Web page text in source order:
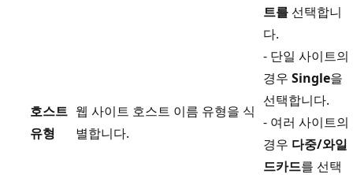
트를 선택합니
다.
호스트
유형
웹 사이트 호스트 이름 유형을 식
별합니다.
- 단일 사이트의
경우 Single을
선택합니다.
- 여러 사이트의
경우 다중/와일
드카드를 선택